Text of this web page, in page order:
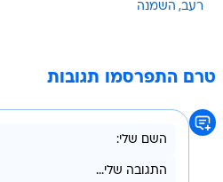
רעב השמנה
טרם התפרסמו תגובות